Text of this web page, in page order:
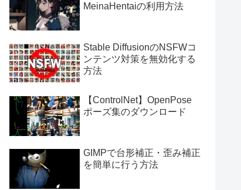
MeinaHentaiの利用方法
Stable DiffusionのNSFWコ
ンテンツ対策を無効化する
方法
【ControlNet】OpenPose
ポーズ集のダウンロード
GIMPで台形補正・歪み補正
を簡単に行う方法